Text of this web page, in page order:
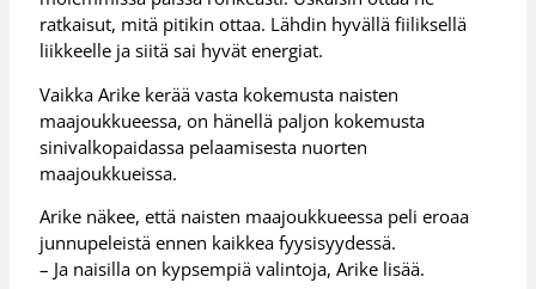
ratkaisut, mitä pitikin ottaa. Lähdin hyvällä fiiliksellä
liikkeelle ja siitä sai hyvät energiat.
Vaikka Arike kerää vasta kokemusta naisten
maajoukkueessa, on hänellä paljon kokemusta
sinivalkopaidassa pelaamisesta nuorten
maajoukkueissa.
Arike näkee, että naisten maajoukkueessa peli eroaa
junnupeleistä ennen kaikkea fyysisyydessä.
– Ja naisilla on kypsempiä valintoja, Arike lisää.